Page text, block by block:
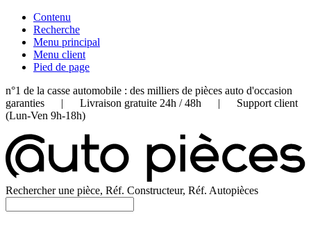
Contenu
Recherche
Menu principal
Menu client
Pied de page
n°1 de la casse automobile : des milliers de pièces auto d'occasion
garanties | Livraison gratuite 24h / 48h | Support client
(Lun-Ven 9h-18h)
Rechercher une pièce, Réf. Constructeur, Réf. Autopièces